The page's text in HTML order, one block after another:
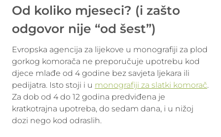
Od koliko mjeseci? (i zašto
odgovor nije “od šest”)
Evropska agencija za lijekove u monografiji za plod
gorkog komorača ne preporučuje upotrebu kod
djece mlađe od 4 godine bez savjeta ljekara ili
pedijatra. Isto stoji i u monografiji za slatki komorač.
Za dob od 4 do 12 godina predviđena je
kratkotrajna upotreba, do sedam dana, i u nižoj
dozi nego kod odraslih.